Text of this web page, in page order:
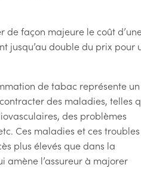
de façon majeure le coût
jusqu’au double du prix pour
de tabac représente un
des maladies, telles
des problèmes
Ces maladies et ces
plus élevés que dans la
amène l’assureur à majorer